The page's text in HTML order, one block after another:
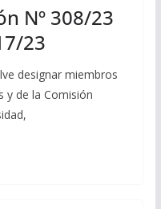
Nº 308/23
23
designar miembros
y de la Comisión